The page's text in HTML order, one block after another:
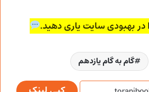
در بهبودی سایت یاری دهید.
گام به گام یازدهم